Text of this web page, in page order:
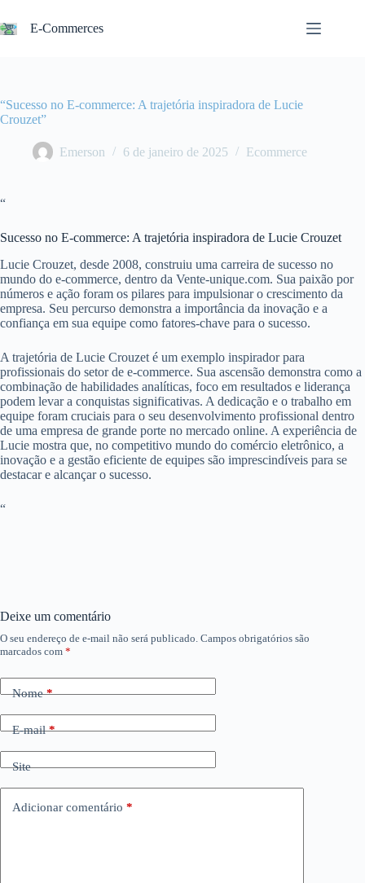
para
o
E-Commerces
“Sucesso no E-commerce: A trajetória inspiradora de Lucie
Crouzet”
Emerson 6 de janeiro de 2025 Ecommerce
“
Sucesso no E-commerce: A trajetória inspiradora de Lucie Crouzet
Lucie Crouzet, desde 2008, construiu uma carreira de sucesso no
mundo do e-commerce, dentro da Vente-unique.com. Sua paixão por
números e ação foram os pilares para impulsionar o crescimento da
empresa. Seu percurso demonstra a importância da inovação e a
confiança em sua equipe como fatores-chave para o sucesso.
A trajetória de Lucie Crouzet é um exemplo inspirador para
profissionais do setor de e-commerce. Sua ascensão demonstra como a
combinação de habilidades analíticas, foco em resultados e liderança
podem levar a conquistas significativas. A dedicação e o trabalho em
equipe foram cruciais para o seu desenvolvimento profissional dentro
de uma empresa de grande porte no mercado online. A experiência de
Lucie mostra que, no competitivo mundo do comércio eletrônico, a
inovação e a gestão eficiente de equipes são imprescindíveis para se
destacar e alcançar o sucesso.
“
Deixe um comentário
O seu endereço de e-mail não será publicado. Campos obrigatórios são
marcados com *
Nome*
E-mail*
Site
Adicionar comentário *